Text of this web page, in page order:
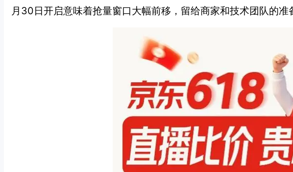
月30日开启意味着抢量窗口大幅前移，留给商家和技术团队的准